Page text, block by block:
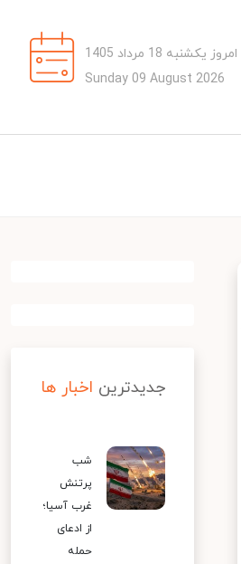
امروز یکشنبه 18 مرداد 1405
Sunday 09 August 2026
جدیدترین اخبار ها
شب
پرتنش
غرب آسیا؛
از ادعای
حمله